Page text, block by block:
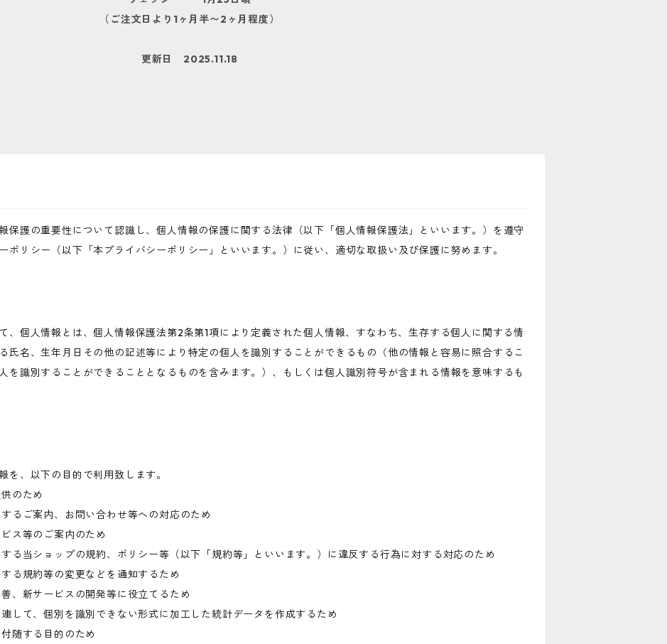
（ご注文日より1ヶ月半〜2ヶ月程度）
更新日 2025.11.18
保護の重要性について認識し、個人情報の保護に関する法律（以下「個人情報保護法」といいます。）を遵守
ポリシー（以下「本プライバシーポリシー」といいます。）に従い、適切な取扱い及び保護に努めます。
、個人情報とは、個人情報保護法第2条第1項により定義された個人情報、すなわち、生存する個人に関する情
氏名、生年月日その他の記述等により特定の個人を識別することができるもの（他の情報と容易に照合するこ
を識別することができることとなるものを含みます。）、もしくは個人識別符号が含まれる情報を意味するも
を、以下の目的で利用致します。
のため
るご案内、お問い合わせ等への対応のため
ス等のご案内のため
する当ショップの規約、ポリシー等（以下「規約等」といいます。）に違反する行為に対する対応のため
る規約等の変更などを通知するため
、新サービスの開発等に役立てるため
して、個別を識別できない形式に加工した統計データを作成するため
随する目的のため